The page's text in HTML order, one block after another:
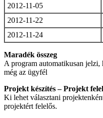
2012-11-05
2012-11-22
2012-11-24
Maradék összeg
A program automatikusan
még az ügyfél
Projekt készítés – Projekt
Ki lehet választani
projektért felelős.